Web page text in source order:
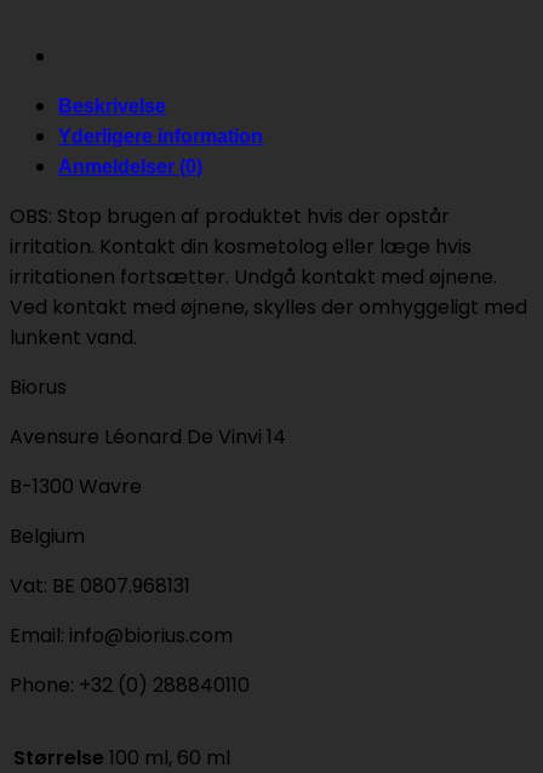
Beskrivelse
Yderligere information
Anmeldelser (0)
OBS: Stop brugen af produktet hvis der opstår
irritation. Kontakt din kosmetolog eller læge hvis
irritationen fortsætter. Undgå kontakt med øjnene.
Ved kontakt med øjnene, skylles der omhyggeligt med
lunkent vand.
Biorus
Avensure Léonard De Vinvi 14
B-1300 Wavre
Belgium
Vat: BE 0807.968131
Email: info@biorius.com
Phone: +32 (0) 288840110
Størrelse 100 ml, 60 ml